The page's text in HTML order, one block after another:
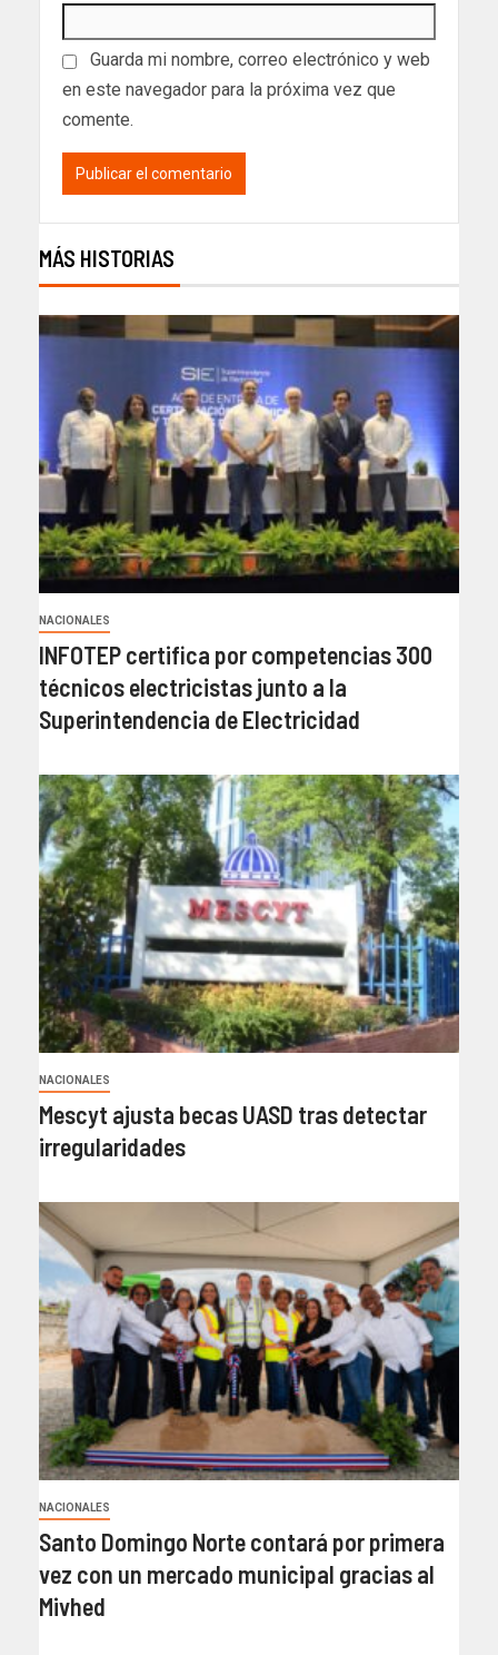
Guarda mi nombre, correo electrónico y web
en este navegador para la próxima vez que
comente.
MÁS HISTORIAS
NACIONALES
INFOTEP certifica por competencias 300
técnicos electricistas junto a la
Superintendencia de Electricidad
NACIONALES
Mescyt ajusta becas UASD tras detectar
irregularidades
NACIONALES
Santo Domingo Norte contará por primera
vez con un mercado municipal gracias al
Mivhed